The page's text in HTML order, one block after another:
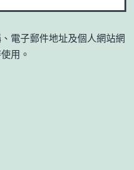
電子郵件地址及個人網站網
用。